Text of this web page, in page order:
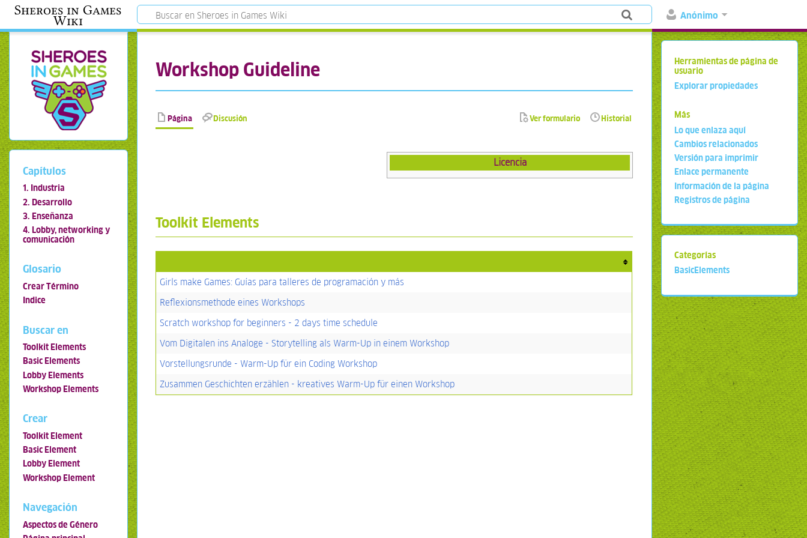
Anónimo
Sheroes in Games
Wiki
Workshop Guideline
Página Discusión Ver formulario Historial
Licencia
Toolkit Elements
Girls make Games: Guías para talleres de programación y más
Reflexionsmethode eines Workshops
Scratch workshop for beginners - 2 days time schedule
Vom Digitalen ins Analoge - Storytelling als Warm-Up in einem Workshop
Vorstellungsrunde - Warm-Up für ein Coding Workshop
Zusammen Geschichten erzählen - kreatives Warm-Up für einen Workshop
Capítulos
1. Industria
2. Desarrollo
3. Enseñanza
4. Lobby, networking y
comunicación
Glosario
Crear Término
Indice
Buscar en
Toolkit Elements
Basic Elements
Lobby Elements
Workshop Elements
Crear
Toolkit Element
Basic Element
Lobby Element
Workshop Element
Navegación
Aspectos de Género
Herramientas de página de
usuario
Explorar propiedades
Más
Lo que enlaza aquí
Cambios relacionados
Versión para imprimir
Enlace permanente
Información de la página
Registros de página
Categorías
BasicElements